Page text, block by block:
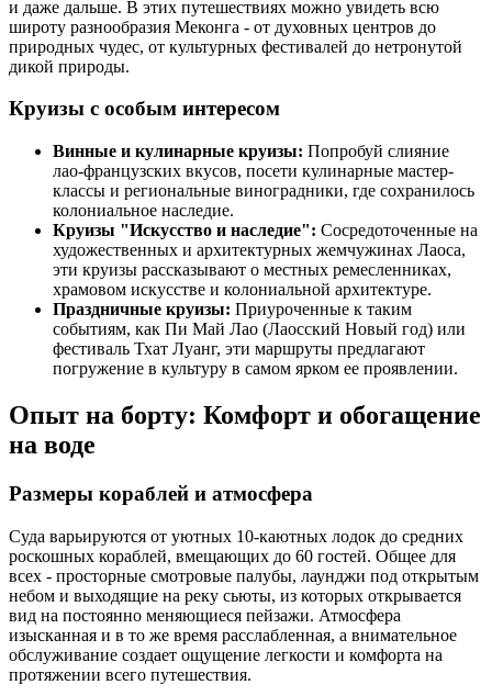
и даже дальше. В этих путешествиях можно увидеть всю
широту разнообразия Меконга - от духовных центров до
природных чудес, от культурных фестивалей до нетронутой
дикой природы.
Круизы с особым интересом
Винные и кулинарные круизы: Попробуй слияние
лао-французских вкусов, посети кулинарные мастер-
классы и региональные виноградники, где сохранилось
колониальное наследие.
Круизы "Искусство и наследие": Сосредоточенные на
художественных и архитектурных жемчужинах Лаоса,
эти круизы рассказывают о местных ремесленниках,
храмовом искусстве и колониальной архитектуре.
Праздничные круизы: Приуроченные к таким
событиям, как Пи Май Лао (Лаосский Новый год) или
фестиваль Тхат Луанг, эти маршруты предлагают
погружение в культуру в самом ярком ее проявлении.
Опыт на борту: Комфорт и обогащение
на воде
Размеры кораблей и атмосфера
Суда варьируются от уютных 10-каютных лодок до средних
роскошных кораблей, вмещающих до 60 гостей. Общее для
всех - просторные смотровые палубы, лаунджи под открытым
небом и выходящие на реку сьюты, из которых открывается
вид на постоянно меняющиеся пейзажи. Атмосфера
изысканная и в то же время расслабленная, а внимательное
обслуживание создает ощущение легкости и комфорта на
протяжении всего путешествия.